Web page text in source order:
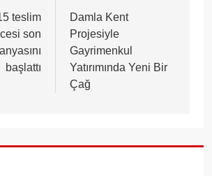
teslim
son
başlattı
Damla Kent
Projesiyle
Gayrimenkul
Yatırımında Yeni Bir
Çağ